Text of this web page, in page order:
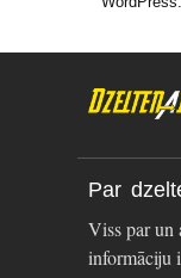
Par
Viss par un
informāciju